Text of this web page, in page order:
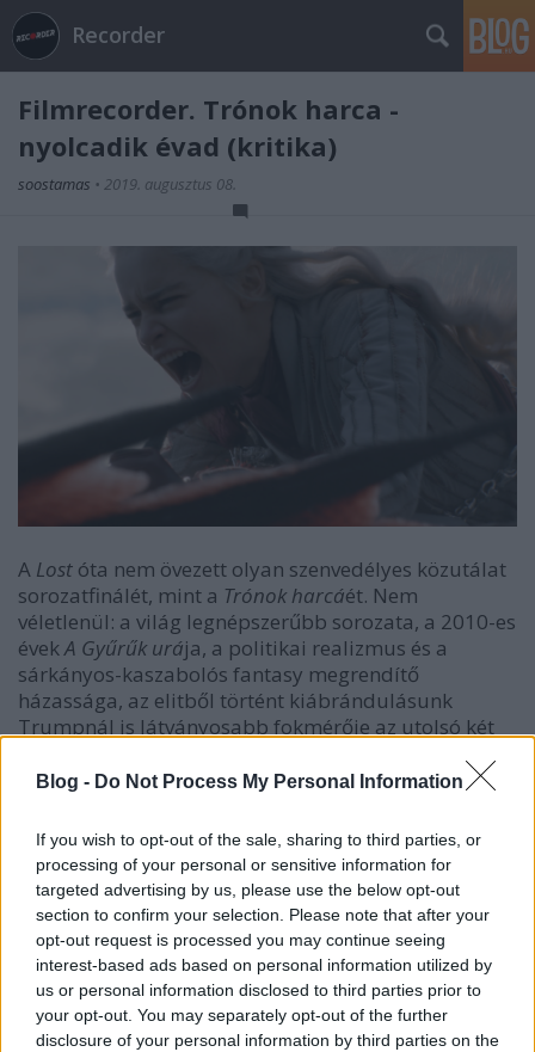
Blog - Do Not Process My Personal Information
If you wish to opt-out of the sale, sharing to third parties, or
processing of your personal or sensitive information for
targeted advertising by us, please use the below opt-out
section to confirm your selection. Please note that after your
opt-out request is processed you may continue seeing
interest-based ads based on personal information utilized by
us or personal information disclosed to third parties prior to
your opt-out. You may separately opt-out of the further
disclosure of your personal information by third parties on the
Recorder
Filmrecorder. Trónok harca -
nyolcadik évad (kritika)
soostamas • 2019. augusztus 08.
A Lost óta nem övezett olyan szenvedélyes közutálat
sorozatfinálét, mint a Trónok harcáét. Nem
véletlenül: a világ legnépszerűbb sorozata, a 2010-es
évekA Gyűrűk urája, a politikai realizmus és a
sárkányos-kaszabolós fantasy megrendítő
házassága, az elitből történt kiábrándulásunk
Trumpnál is látványosabb fokmérője az utolsó két
felépített, majd még rá is taposott egyet.